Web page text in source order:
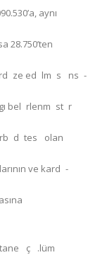
aynı
28.750’ten
ze ed lm s ns -
bel rlenm st r
d tes olan
ve kard -
ç .lüm